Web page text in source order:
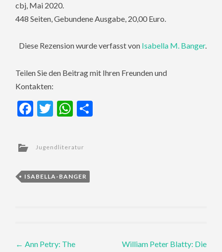
cbj, Mai 2020.
448 Seiten, Gebundene Ausgabe, 20,00 Euro.
Diese Rezension wurde verfasst von Isabella M. Banger.
Teilen Sie den Beitrag mit Ihren Freunden und
Kontakten:
Facebook
TwitterWhatsApp
Jugendliteratur
ISABELLA-BANGER
Post
← Ann Petry: The
William Peter Blatty: Die